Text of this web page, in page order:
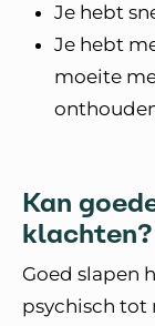
Je hebt
Je hebt
moeite
Kan
klachten?
Goed slapen
psychisch tot